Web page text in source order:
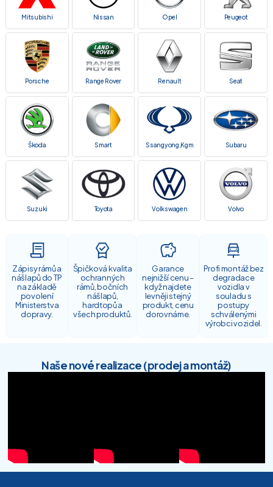
Zápisy rámů a
nášlapů do TP
na základě
povolení
Ministerstva
dopravy.
Špičková kvalita
ochranných
rámů, bočních
nášlapů,
hardtopů a
všech produktů.
Garance
nejnižší cenu –
když najdete
levněji stejný
produkt, cenu
dorovnáme.
Profi montáž bez
degradace
vozidla v
souladu s
postupy
schválenými
výrobci vozidel.
Mitsubishi Nissan Opel Peugeot
Porsche Range Rover Renault Seat
Škoda Smart Ssangyong,Kgm Subaru
Suzuki Toyota Volkswagen Volvo
Naše nové realizace (prodej a montáž)